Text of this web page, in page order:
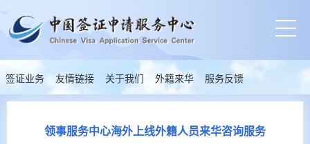
签证业务 友情链接 关于我们 外籍来华 服务反馈
领事服务中心海外上线外籍人员来华咨询服务